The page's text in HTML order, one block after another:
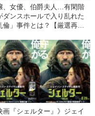
、女優、伯爵夫人…有閑階
ダンスホールで入り乱れた
倫」事件とは？【厳選再公
画『シェルター』》ジェイ